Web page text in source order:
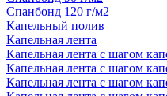
Спанбонд 120 г/м2
Капельный полив
Капельная лента
Капельная лента с шагом
Капельная лента с шагом
Капельная лента с шагом